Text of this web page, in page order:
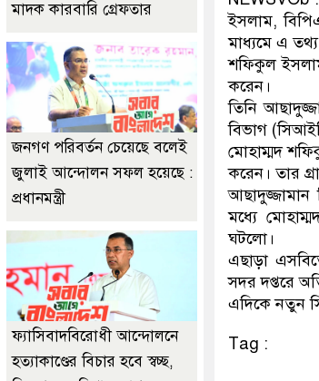
ইসলাম,
মাধ্যমে এ
শফিকুল ইসলাম
করেন।
তিনি
বিভাগ
মোহাম্মদ
করেন। তার
মধ্যে
ঘটলো।
এছাড়া
সদর দপ্তরে
এদিকে নতুন
Tag :
মাদক কারবারি গ্রেফতার
জনগণ পরিবর্তন চেয়েছে বলেই
জুলাই আন্দোলন সফল হয়েছে :
প্রধানমন্ত্রী
ফ্যাসিবাদবিরোধী আন্দোলনে
হত্যাকাণ্ডের বিচার হবে স্বচ্ছ,